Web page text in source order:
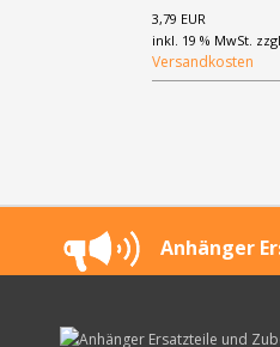
3,79 EUR
inkl. 19 % MwSt.
Versandkosten
Anhänger